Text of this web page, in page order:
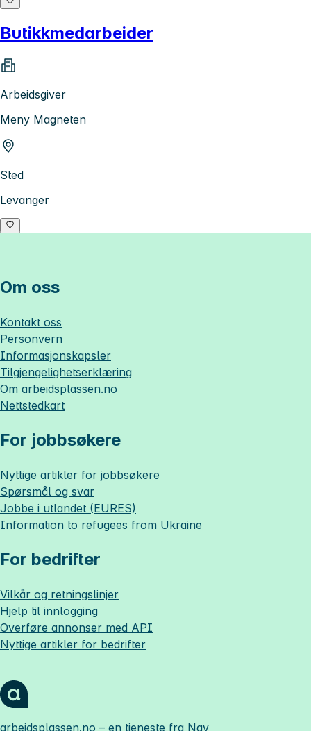
Butikkmedarbeider
Arbeidsgiver
Meny Magneten
Sted
Levanger
Om oss
Kontakt oss
Personvern
Informasjonskapsler
Tilgjengelighetserklæring
Om arbeidsplassen.no
Nettstedkart
For jobbsøkere
Nyttige artikler for jobbsøkere
Spørsmål og svar
Jobbe i utlandet (EURES)
Information to refugees from Ukraine
For bedrifter
Vilkår og retningslinjer
Hjelp til innlogging
Overføre annonser med API
Nyttige artikler for bedrifter
arbeidsplassen.no – en tjeneste fra Nav